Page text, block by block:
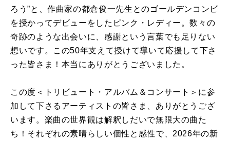
ろう”と、作曲家の都倉俊一先生とのゴールデンコンビ
を授かってデビューをしたピンク・レディー。数々の
奇跡のような出会いに、感謝という言葉でも足りない
想いです。この50年支えて授けて導いて応援して下さ
った皆さま！本当にありがとうございました。
この度＜トリビュート・アルバム＆コンサート＞に参
加して下さるアーティストの皆さま、ありがとうござ
います。楽曲の世界観は解釈しだいで無限大の曲た
ち！それぞれの素晴らしい個性と感性で、2026年の新